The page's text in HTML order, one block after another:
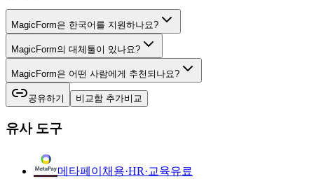
MagicForm은 한국어를 지원하나요?
MagicForm의 대체툴이 있나요?
MagicForm은 어떤 사람에게 추천되나요?
공유하기 비교함 추가비교
유사 도구
메타페이 채용·HR·교육유료